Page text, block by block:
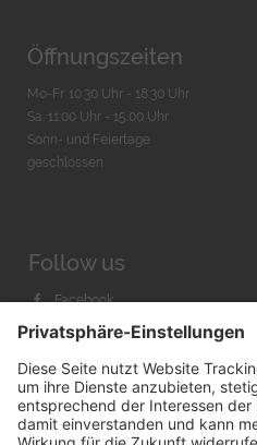
Öffnungszeiten
Mo-Fr. 10:30 Uhr - 18:30 Uhr
Sa. 11:00 Uhr - 15.00 Uhr
Sonn- und Feiertage
geschlossen
Follow us
Facebook
Instagram
Youtube